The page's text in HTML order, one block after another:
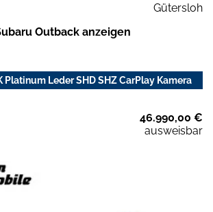
Gütersloh
Outback anzeigen
Platinum Leder SHD SHZ CarPlay Kamera
46.990,00 €
ausweisbar